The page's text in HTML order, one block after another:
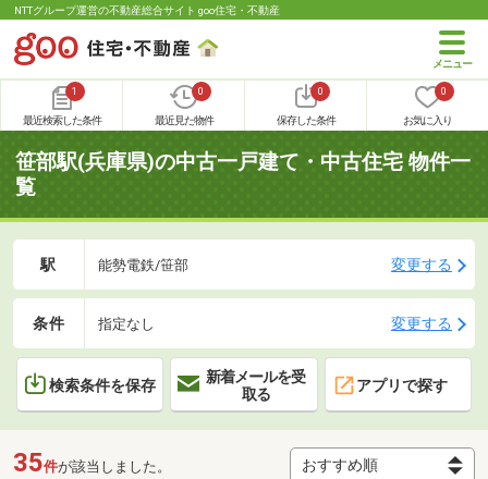
NTTグループ運営の不動産総合サイト goo住宅・不動産
1
最近検索した条件
0
最近見た物件
0
保存した条件
0
お気に入り
笹部駅(兵庫県)の中古一戸建て・中古住宅 物件一
覧
駅 能勢電鉄/笹部 変更する
条件 指定なし 変更する
検索条件を保存
新着メールを受
取る
アプリで探す
35件が該当しました。